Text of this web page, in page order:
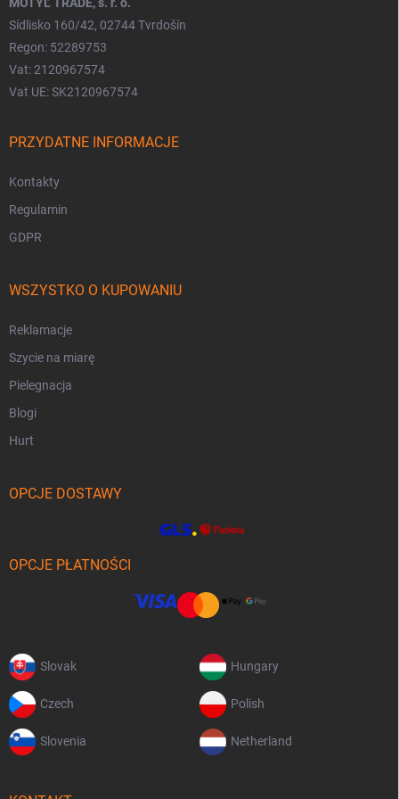
Sídlisko 160/42, 02744 Tvrdošín
Regon: 52289753
Vat: 2120967574
Vat UE: SK2120967574
PRZYDATNE INFORMACJE
Kontakty
Regulamin
GDPR
WSZYSTKO O KUPOWANIU
Reklamacje
Szycie na miarę
Pielegnacja
Blogi
Hurt
OPCJE DOSTAWY
OPCJE PŁATNOŚCI
Slovak Hungary
Czech Polish
Slovenia Netherland